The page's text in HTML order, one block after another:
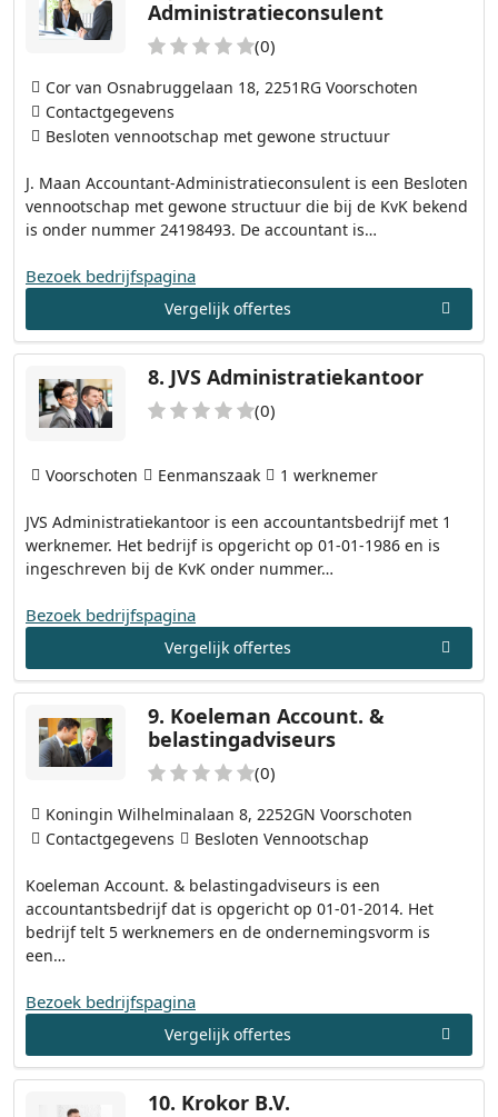
Administratieconsulent
(0)
J. Maan Accountant-Administratieconsulent is een Besloten
vennootschap met gewone structuur die bij de KvK bekend
is onder nummer 24198493. De accountant is…
Cor van Osnabruggelaan 18, 2251RG Voorschoten
Contactgegevens
Besloten vennootschap met gewone structuur
Bezoek bedrijfspagina
Vergelijk offertes
8. JVS Administratiekantoor
(0)
JVS Administratiekantoor is een accountantsbedrijf met 1
werknemer. Het bedrijf is opgericht op 01-01-1986 en is
ingeschreven bij de KvK onder nummer…
Voorschoten Eenmanszaak 1 werknemer
Bezoek bedrijfspagina
Vergelijk offertes
9. Koeleman Account. &
belastingadviseurs
(0)
Koeleman Account. & belastingadviseurs is een
accountantsbedrijf dat is opgericht op 01-01-2014. Het
bedrijf telt 5 werknemers en de ondernemingsvorm is
een…
Koningin Wilhelminalaan 8, 2252GN Voorschoten
Contactgegevens
Besloten Vennootschap
Bezoek bedrijfspagina
Vergelijk offertes
10. Krokor B.V.